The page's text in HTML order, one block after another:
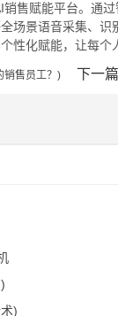
售赋能平台。通
场景语音采集、
化赋能，让每个
销售员工？) 下一篇
)